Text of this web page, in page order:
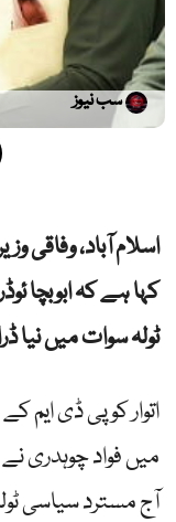
سب نیوز
اسلام آباد، وفاقی
کہا ہے کہ ابوبچا
ٹولہ سوات میں نیا
اتوار کوپی ڈی ایم
میں فواد چوہدری
آج مسترد سیاسی